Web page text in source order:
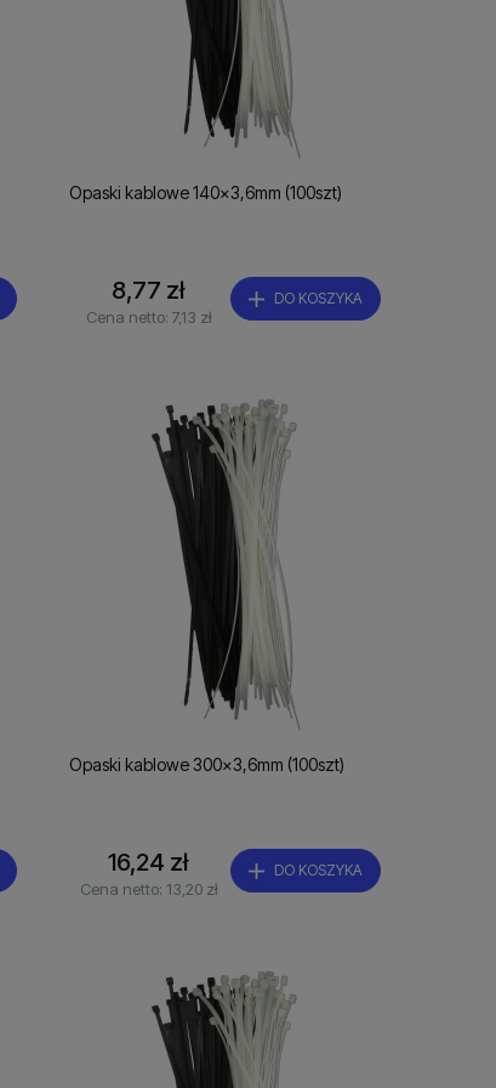
Opaski kablowe 140x3,6mm (100szt)
8,77 zł
Cena netto: 7,13 zł
DO KOSZYKA
Opaski kablowe 300x3,6mm (100szt)
16,24 zł
Cena netto: 13,20 zł
DO KOSZYKA